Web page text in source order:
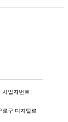
업자번호 :
구 디지털로